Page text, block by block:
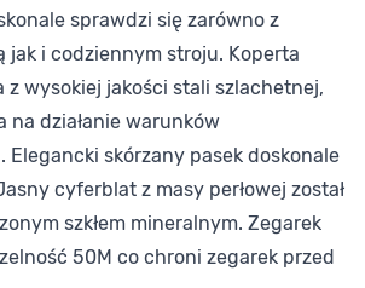
sprawdzi się zarówno z
jak i codziennym stroju. Koperta
z wysokiej jakości stali szlachetnej,
na działanie warunków
skórzany pasek doskonale
cyferblat z masy perłowej został
szkłem mineralnym. Zegarek
50M co chroni zegarek przed